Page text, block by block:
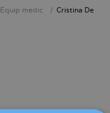
Equip mèdic
Cristina De